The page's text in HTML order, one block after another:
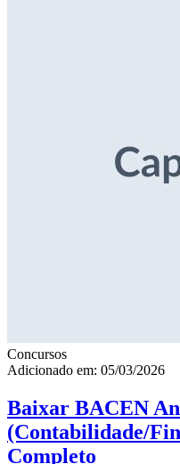
Concursos
Adicionado em: 05/03/2026
Baixar BACEN
(Contabilidade/
Completo